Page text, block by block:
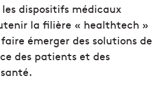
dispositifs médicaux
la filière « healthtech »
émerger des solutions de
des patients et des